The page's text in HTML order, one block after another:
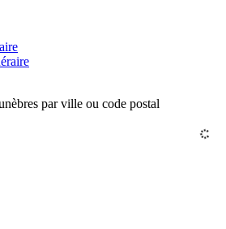
par ville ou code postal